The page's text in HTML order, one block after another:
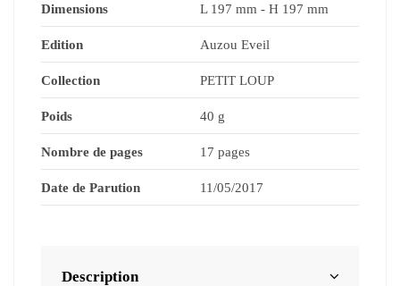
Dimensions L 197 mm - H 197 mm
Edition Auzou Eveil
Collection PETIT LOUP
Poids 40 g
Nombre de pages 17 pages
Date de Parution 11/05/2017
Description